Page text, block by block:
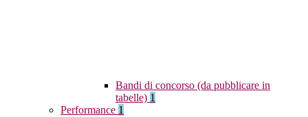
Bandi di concorso (da pubblicare in
tabelle) 1
Performance 1